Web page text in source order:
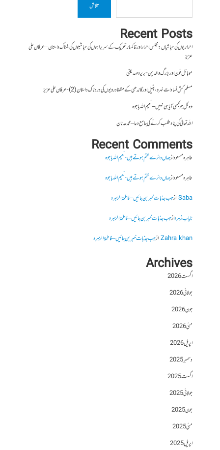
تلاش
Recent Posts
احراریوں کی عیاشیاں : مجلس احرار اور خاکسار تحریک کے سربراہوں کی عیاشیوں کی المناک داستان – عرفان علی
عزیز
موبائل فون اور بزرگ والدین- بریرہ صدیقی
مسلم کش فسادات نہرو، پٹیل اور گاندھی کے متضاد رویوں کی درد ناک داستان (2)- عرفان علی عزیز
وہ کل جو کبھی آیا ہی نہیں – نعیم اللہ باجوہ
اللہ تعالیٰ کی پناہ طلب کرنے کی جامع دعا – محمد عدنان
Recent Comments
طاہرہ مسعودازجہاں دائرے ختم ہوتے ہیں- نعیم اللہ باجوہ
طاہرہ مسعودازجہاں دائرے ختم ہوتے ہیں- نعیم اللہ باجوہ
Sabaازجب جذبات خبر بن جائیں – فاطمۃالزہرہ
نایاب زہرہازجب جذبات خبر بن جائیں – فاطمۃالزہرہ
Zahra khanازجب جذبات خبر بن جائیں – فاطمۃالزہرہ
Archives
اگست 2026
جولائی 2026
جون 2026
مئی 2026
اپریل 2026
دسمبر 2025
اگست 2025
جولائی 2025
جون 2025
مئی 2025
اپریل 2025